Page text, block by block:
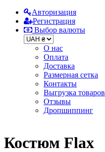
Авторизация
Регистрация
Выбор валюты
О нас
Оплата
Доставка
Размерная сетка
Контакты
Выгрузка товаров
Отзывы
Дропшиппинг
Костюм Flax